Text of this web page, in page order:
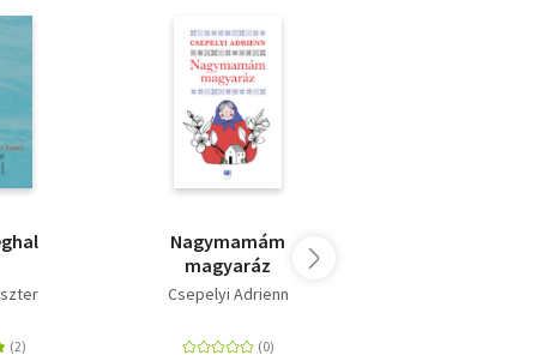
Nagymamám
magyaráz
Csepelyi Adrienn